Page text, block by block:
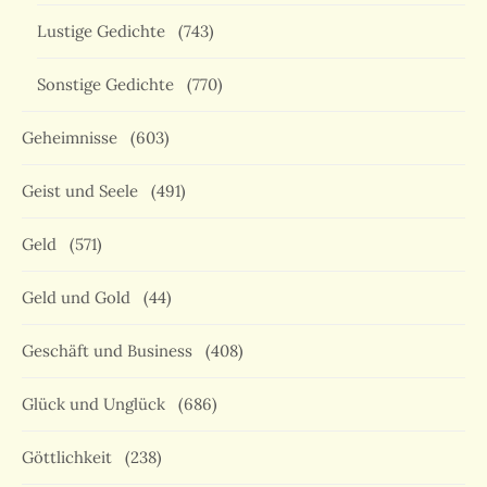
Lustige Gedichte (743)
Sonstige Gedichte (770)
Geheimnisse (603)
Geist und Seele (491)
Geld (571)
Geld und Gold (44)
Geschäft und Business (408)
Glück und Unglück (686)
Göttlichkeit (238)